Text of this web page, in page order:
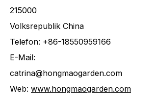
215000
Volksrepublik China
Telefon: +86-18550959166
E-Mail:
catrina@hongmaogarden.com
Web: www.hongmaogarden.com